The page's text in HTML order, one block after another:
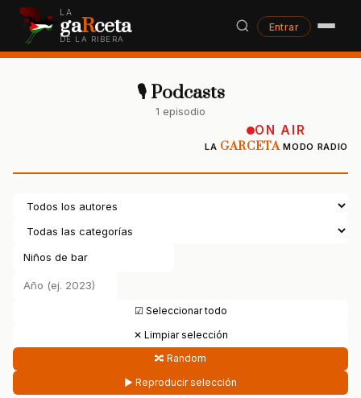
LA
gaRceta
DE LA RIBERA
Entrar
🎙 Podcasts
1 episodio
ON AIR
LA GARCETAMODO RADIO
☑ Seleccionar todo
✕ Limpiar selección
🔀 Random
▶ Reproducir selección